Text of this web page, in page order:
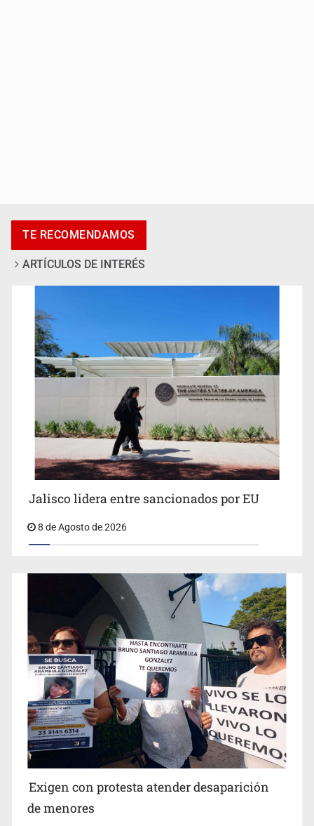
Llaman a mantener legado de Alcalde
Concierto patrio costará 32.9 mdp
TE RECOMENDAMOS
ARTÍCULOS DE INTERÉS
Jalisco lidera entre sancionados por EU
8 de Agosto de 2026
Exigen con protesta atender desaparición
de menores